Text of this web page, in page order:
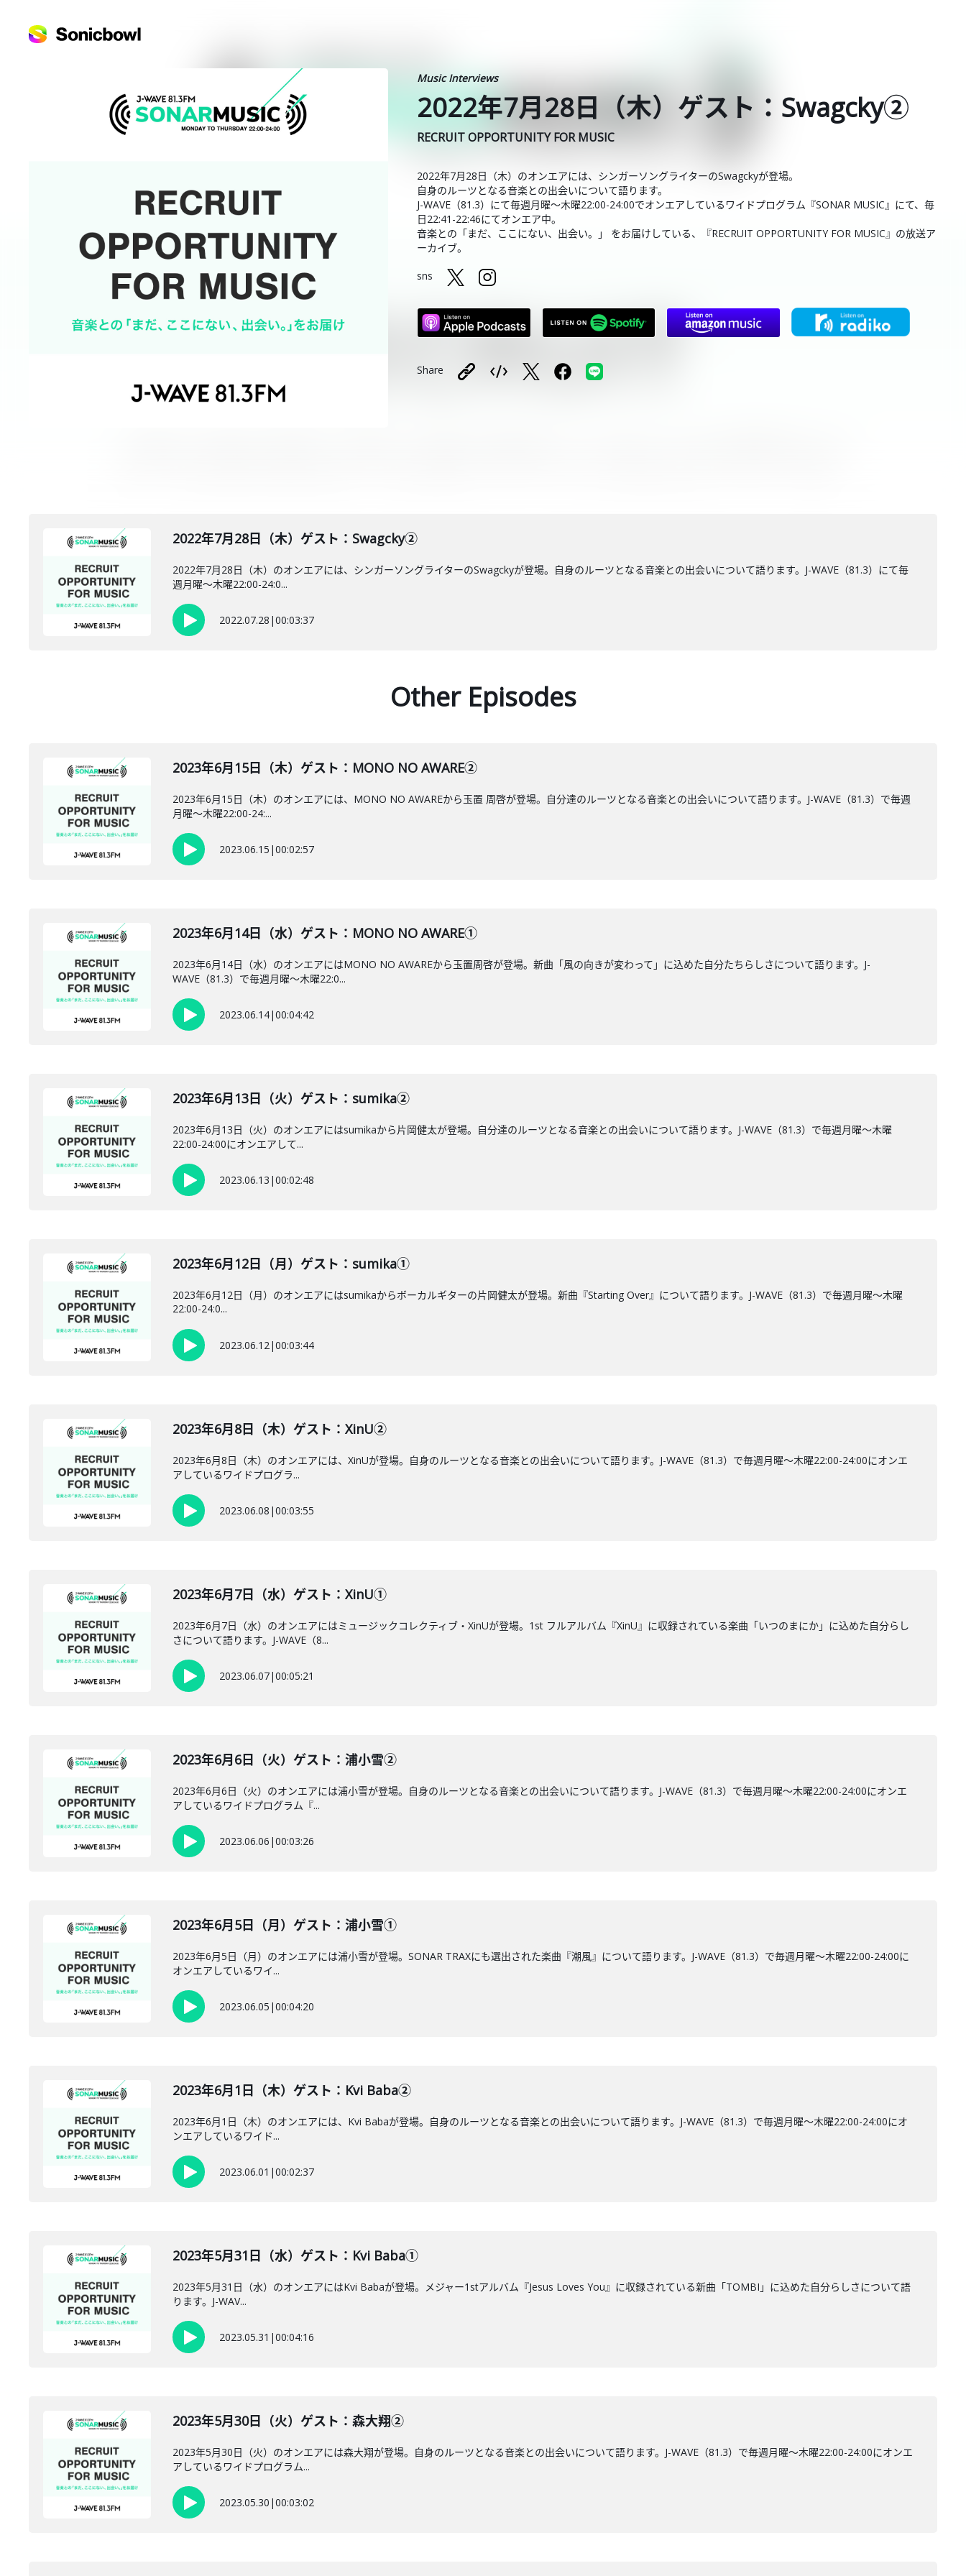
Music Interviews
2022年7月28日（木）ゲスト：Swagcky②
RECRUIT OPPORTUNITY FOR MUSIC
2022年7月28日（木）のオンエアには、シンガーソングライターのSwagckyが登場。
自身のルーツとなる音楽との出会いについて語ります。
J-WAVE（81.3）にて毎週月曜～木曜22:00-24:00でオンエアしているワイドプログラム『SONAR MUSIC』にて、毎
日22:41-22:46にてオンエア中。
音楽との「まだ、ここにない、出会い。」 をお届けしている、『RECRUIT OPPORTUNITY FOR MUSIC』の放送ア
ーカイブ。
sns
Share
2022年7月28日（木）ゲスト：Swagcky②
2022年7月28日（木）のオンエアには、シンガーソングライターのSwagckyが登場。自身のルーツとなる音楽との出会いについて語ります。J-WAVE（81.3）にて毎
週月曜～木曜22:00-24:0...
2022.07.28 |00:03:37
Other Episodes
2023年6月15日（木）ゲスト：MONO NO AWARE②
2023年6月15日（木）のオンエアには、MONO NO AWAREから玉置 周啓が登場。自分達のルーツとなる音楽との出会いについて語ります。J-WAVE（81.3）で毎週
月曜～木曜22:00-24:...
2023.06.15 |00:02:57
2023年6月14日（水）ゲスト：MONO NO AWARE①
2023年6月14日（水）のオンエアにはMONO NO AWAREから玉置周啓が登場。新曲「風の向きが変わって」に込めた自分たちらしさについて語ります。J-
WAVE（81.3）で毎週月曜～木曜22:0...
2023.06.14|00:04:42
2023年6月13日（火）ゲスト：sumika②
2023年6月13日（火）のオンエアにはsumikaから片岡健太が登場。自分達のルーツとなる音楽との出会いについて語ります。J-WAVE（81.3）で毎週月曜～木曜
22:00-24:00にオンエアして...
2023.06.13 |00:02:48
2023年6月12日（月）ゲスト：sumika①
2023年6月12日（月）のオンエアにはsumikaからボーカルギターの片岡健太が登場。新曲『Starting Over』について語ります。J-WAVE（81.3）で毎週月曜～木曜
22:00-24:0...
2023.06.12|00:03:44
2023年6月8日（木）ゲスト：XinU②
2023年6月8日（木）のオンエアには、XinUが登場。自身のルーツとなる音楽との出会いについて語ります。J-WAVE（81.3）で毎週月曜～木曜22:00-24:00にオンエ
アしているワイドプログラ...
2023.06.08 |00:03:55
2023年6月7日（水）ゲスト：XinU①
2023年6月7日（水）のオンエアにはミュージックコレクティブ・XinUが登場。1st フルアルバム『XinU』に収録されている楽曲「いつのまにか」に込めた自分らし
さについて語ります。J-WAVE（8...
2023.06.07|00:05:21
2023年6月6日（火）ゲスト：浦小雪②
2023年6月6日（火）のオンエアには浦小雪が登場。自身のルーツとなる音楽との出会いについて語ります。J-WAVE（81.3）で毎週月曜～木曜22:00-24:00にオンエ
アしているワイドプログラム『...
2023.06.06 |00:03:26
2023年6月5日（月）ゲスト：浦小雪①
2023年6月5日（月）のオンエアには浦小雪が登場。SONAR TRAXにも選出された楽曲『潮風』について語ります。J-WAVE（81.3）で毎週月曜～木曜22:00-24:00に
オンエアしているワイ...
2023.06.05 |00:04:20
2023年6月1日（木）ゲスト：Kvi Baba②
2023年6月1日（木）のオンエアには、Kvi Babaが登場。自身のルーツとなる音楽との出会いについて語ります。J-WAVE（81.3）で毎週月曜～木曜22:00-24:00にオ
ンエアしているワイド...
2023.06.01 |00:02:37
2023年5月31日（水）ゲスト：Kvi Baba①
2023年5月31日（水）のオンエアにはKvi Babaが登場。メジャー1stアルバム『Jesus Loves You』に収録されている新曲「TOMBI」に込めた自分らしさについて語
ります。J-WAV...
2023.05.31 |00:04:16
2023年5月30日（火）ゲスト：森大翔②
2023年5月30日（火）のオンエアには森大翔が登場。自身のルーツとなる音楽との出会いについて語ります。J-WAVE（81.3）で毎週月曜～木曜22:00-24:00にオンエ
アしているワイドプログラム...
2023.05.30 |00:03:02